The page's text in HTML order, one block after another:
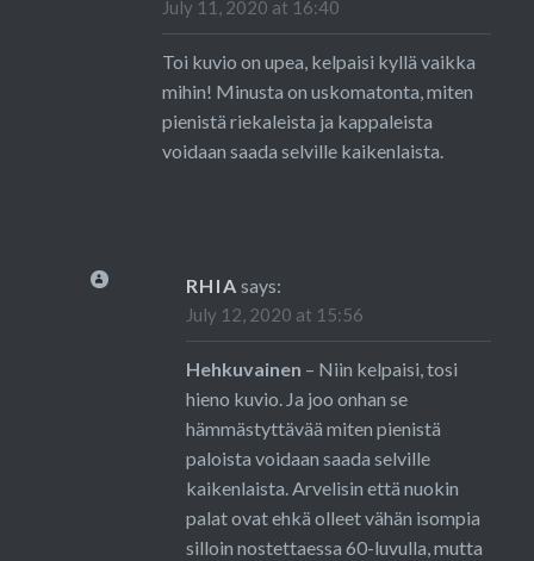
July 11, 2020 at 16:40
Toi kuvio on upea, kelpaisi kyllä vaikka
mihin! Minusta on uskomatonta, miten
pienistä riekaleista ja kappaleista
voidaan saada selville kaikenlaista.
RHIA says:
July 12, 2020 at 15:56
Hehkuvainen – Niin kelpaisi, tosi
hieno kuvio. Ja joo onhan se
hämmästyttävää miten pienistä
paloista voidaan saada selville
kaikenlaista. Arvelisin että nuokin
palat ovat ehkä olleet vähän isompia
silloin nostettaessa 60-luvulla, mutta